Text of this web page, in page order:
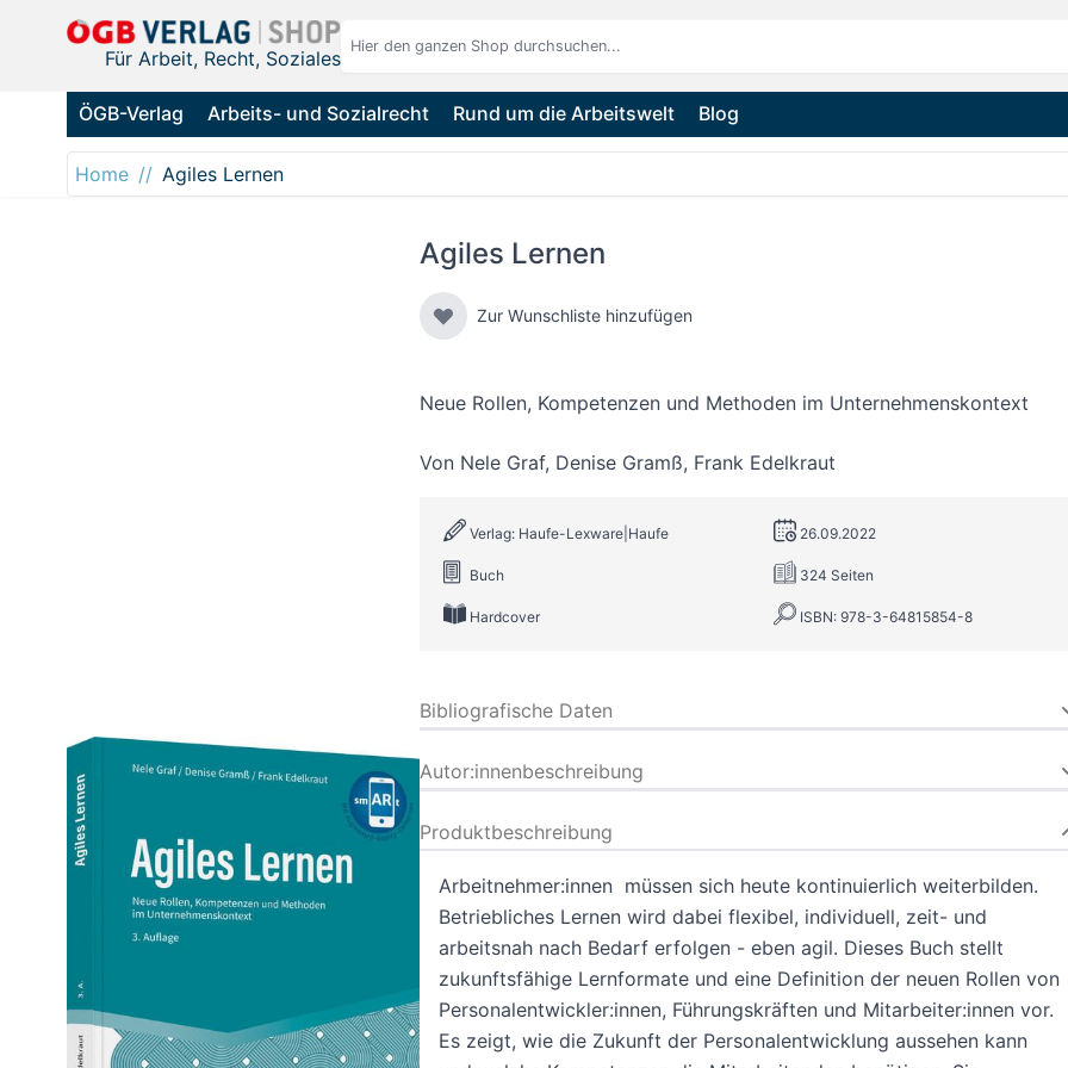
Direkt zum Inhalt
Für Arbeit, Recht, Soziales
ÖGB-Verlag Arbeits- und Sozialrecht Rund um die Arbeitswelt Blog
Home Agiles Lernen
Agiles Lernen
Zur Wunschliste hinzufügen
Neue Rollen, Kompetenzen und Methoden im Unternehmenskontext
Von Nele Graf, Denise Gramß, Frank Edelkraut
Verlag: Haufe-Lexware|Haufe 26.09.2022
Buch 324 Seiten
Hardcover ISBN: 978-3-64815854-8
Bibliografische Daten
Autor:innenbeschreibung
Produktbeschreibung
Arbeitnehmer:innen müssen sich heute kontinuierlich weiterbilden.
Betriebliches Lernen wird dabei flexibel, individuell, zeit- und
arbeitsnah nach Bedarf erfolgen - eben agil. Dieses Buch stellt
zukunftsfähige Lernformate und eine Definition der neuen Rollen von
Personalentwickler:innen, Führungskräften und Mitarbeiter:innen vor.
Es zeigt, wie die Zukunft der Personalentwicklung aussehen kann